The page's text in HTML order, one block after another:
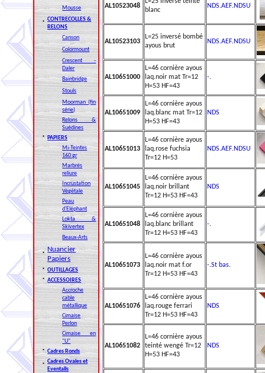
Mousse
*
CONTRECOLLES &
RELONS
Canson
Colormount
Crescent -
Daler
Bainbridge
Stouls
Moorman (fin
série)
Relons &
Suédines
* PAPIERS
Mi-Teintes
160 gr
Marbrés
reliure
Incrustation
Végétale
Peau
d'Eléphant
Lokta &
Skivertex
Beaux-Arts
*
Nuancier
Papiers
* OUTILLAGES
* ACCESSOIRES
Accroche
cable
métallique
Cimaise
Perlon
Cimaise en
"U"
* Cadres Ronds
*
Cadres Ovales et
Eventails
AL10523048
blanc
NDS.AEF.NDSU
AL10523103
L=25 inversé bombé
ayous brut
NDS.AEF.NDSU
AL10651000
L=46 cornière ayous
laq.noir mat Tr=12
H=53 HF=43
-.
AL10651009
L=46 cornière ayous
laq.blanc mat Tr=12
H=53 HF=43
NDS
AL10651013
L=46 cornière ayous
laq.rose fuchsia
Tr=12 H=53
NDS.AEF.NDSU
AL10651045
L=46 cornière ayous
laq.noir brillant
Tr=12 H=53 HF=43
NDS
AL10651048
L=46 cornière ayous
laq.blanc brillant
Tr=12 H=53 HF=43
-.
AL10651073
L=46 cornière ayous
laq.noir mat f.or
Tr=12 H=53 HF=43
-.St bas.
AL10651076
L=46 cornière ayous
laq.rouge ferrari
Tr=12 H=53 HF=43
NDS
AL10651082
L=46 cornière ayous
teinté wengé Tr=12
H=53 HF=43
NDS